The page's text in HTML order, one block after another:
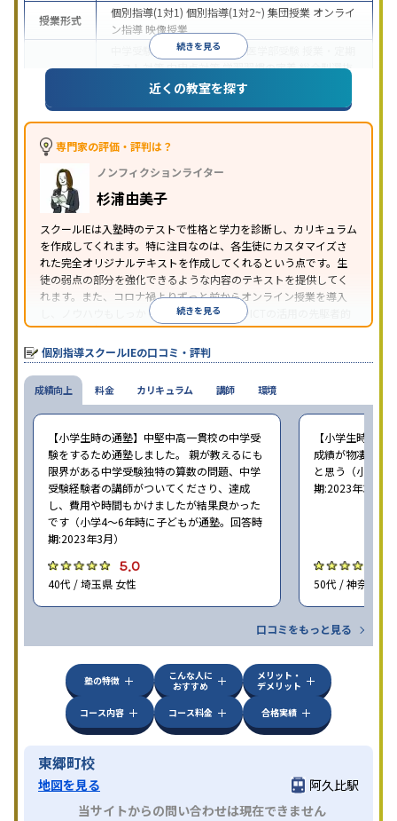
続きを見る
授業形式
個別指導(1対1) 個別指導(1対2~) 集団授業 オンライ
ン指導 映像授業
中学受験 高校受験大学受験 医学部受験
テスト対策内申点対策学習習慣の定着総合型選抜
(旧AO)対策推薦入試対策学校別特化対策
漢検(漢字検定)対策数学特化対策その他科目別特化
中高一貫校生に対応
可能季節講習のみの受講可
※2023年3月調査。小学校高学年の個別指導塾アンケート調査方法
近くの教室を探す
専門家の評価・評判は？
ノンフィクションライター
杉浦由美子
スクールIEは入塾時のテストで性格と学力を診断し、カリキュラム
を作成してくれます。特に注目なのは、各生徒にカスタマイズさ
れた完全オリジナルテキストを作成してくれるという点です。生
徒の弱点の部分を強化できるような内容のテキストを提供してく
れます。また、コロナ禍よりずっと前からオンライン授業を導入
し、ノウハウもしっかりとしています。AIやICTの活用の先駆者的
な個別指導塾です。
続きを見る
個別指導スクールIEの口コミ・評判
成績向上
【小学生時の通塾】中堅中高一貫校の中学受
験をするため通塾しました。 親が教えるにも
限界がある中学受験独特の算数の問題、中学
受験経験者の講師がついてくださり、達成
し、費用や時間もかけましたが結果良かった
です（小学4〜6年時に子どもが通塾。回答時
期:2023年3月）
5.0
40代 / 埼玉県 女性
【小学生時の通
成績が物凄く悪
と思う（小学6
期:2023年3月）
50代 / 神奈川県
口コミをもっと見る
料金 カリキュラム 講師 環境
塾の特徴
こんな人に
おすすめ
メリット・
デメリット
コース内容
コース料金 合格実績
東郷町校
地図を見る
阿久比駅
当サイトからの問い合わせは現在できません